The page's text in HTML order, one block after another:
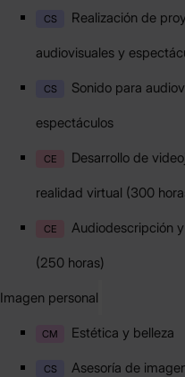
CS Realización de
audiovisuales y
CS Sonido para
espectáculos
CE Desarrollo de
realidad virtual (300
CE Audiodescripción
(250 horas)
Imagen personal
CM Estética y belleza
CS Asesoría de